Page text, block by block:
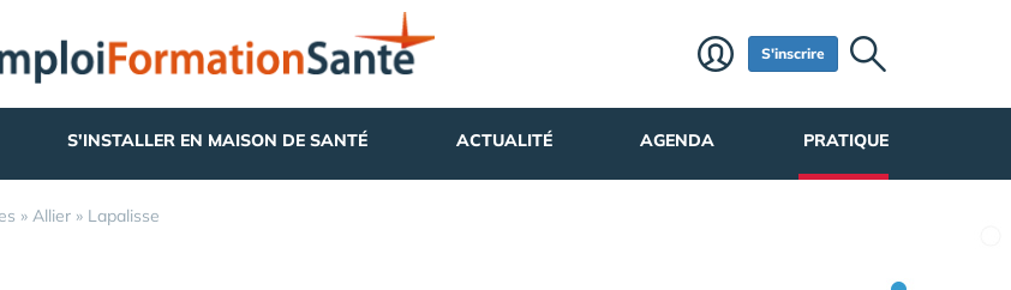
S'inscrire
S'INSTALLER EN MAISON DE SANTÉ ACTUALITÉ AGENDA PRATIQUE
» Allier » Lapalisse